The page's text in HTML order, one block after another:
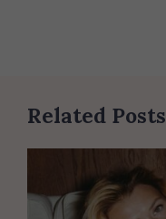
Related Posts